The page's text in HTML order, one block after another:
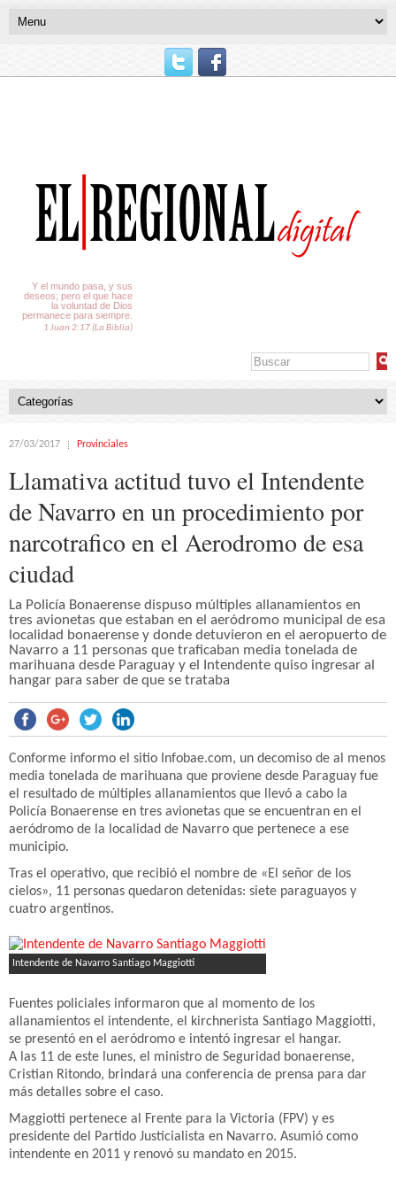
Y el mundo pasa, y sus
deseos; pero el que hace
la voluntad de Dios
permanece para siempre.
1 Juan 2:17 (La Biblia)
27/03/2017 Provinciales
Llamativa actitud tuvo el Intendente
de Navarro en un procedimiento por
narcotrafico en el Aerodromo de esa
ciudad
La Policía Bonaerense dispuso múltiples allanamientos en
tres avionetas que estaban en el aeródromo municipal de esa
localidad bonaerense y donde detuvieron en el aeropuerto de
Navarro a 11 personas que traficaban media tonelada de
marihuana desde Paraguay y el Intendente quiso ingresar al
hangar para saber de que se trataba
Conforme informo el sitio Infobae.com, un decomiso de al menos
media tonelada de marihuana que proviene desde Paraguay fue
el resultado de múltiples allanamientos que llevó a cabo la
Policía Bonaerense en tres avionetas que se encuentran en el
aeródromo de la localidad de Navarro que pertenece a ese
municipio.
Tras el operativo, que recibió el nombre de «El señor de los
cielos», 11 personas quedaron detenidas: siete paraguayos y
cuatro argentinos.
Intendente de Navarro Santiago Maggiotti
Fuentes policiales informaron que al momento de los
allanamientos el intendente, el kirchnerista Santiago Maggiotti,
se presentó en el aeródromo e intentó ingresar el hangar.
A las 11 de este lunes, el ministro de Seguridad bonaerense,
Cristian Ritondo, brindará una conferencia de prensa para dar
más detalles sobre el caso.
Maggiotti pertenece al Frente para la Victoria (FPV) y es
presidente del Partido Justicialista en Navarro. Asumió como
intendente en 2011 y renovó su mandato en 2015.